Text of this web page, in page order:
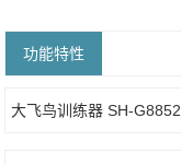
功能特性
大飞鸟训练器 SH-G8852